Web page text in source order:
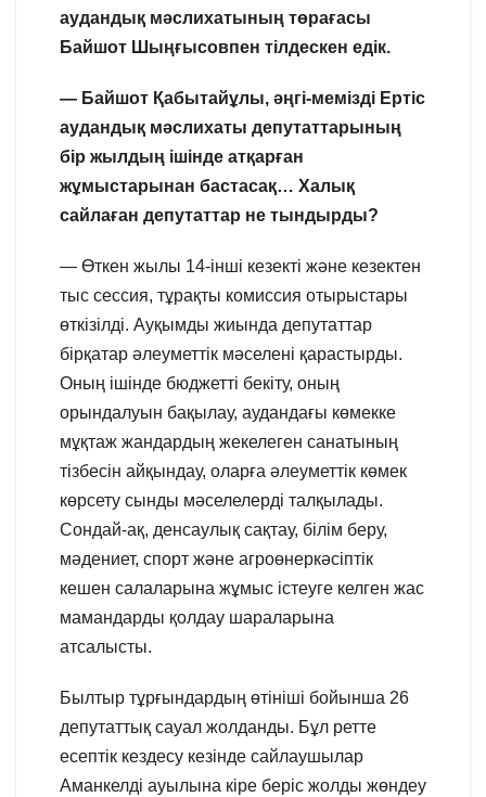
аудандық мәслихатының төрағасы
Байшот Шыңғысовпен тілдескен едік.
— Байшот Қабытайұлы, әңгі-мемізді Ертіс
аудандық мәслихаты депутаттарының
бір жылдың ішінде атқарған
жұмыстарынан бастасақ… Халық
сайлаған депутаттар не тындырды?
— Өткен жылы 14-інші кезекті және кезектен
тыс сессия, тұрақты комиссия отырыстары
өткізілді. Ауқымды жиында депутаттар
бірқатар әлеуметтік мәселені қарастырды.
Оның ішінде бюджетті бекіту, оның
орындалуын бақылау, аудандағы көмекке
мұқтаж жандардың жекелеген санатының
тізбесін айқындау, оларға әлеуметтік көмек
көрсету сынды мәселелерді талқылады.
Сондай-ақ, денсаулық сақтау, білім беру,
мәдениет, спорт және агроөнеркәсіптік
кешен салаларына жұмыс істеуге келген жас
мамандарды қолдау шараларына
атсалысты.
Былтыр тұрғындардың өтініші бойынша 26
депутаттық сауал жолданды. Бұл ретте
есептік кездесу кезінде сайлаушылар
Аманкелді ауылына кіре беріс жолды жөндеу